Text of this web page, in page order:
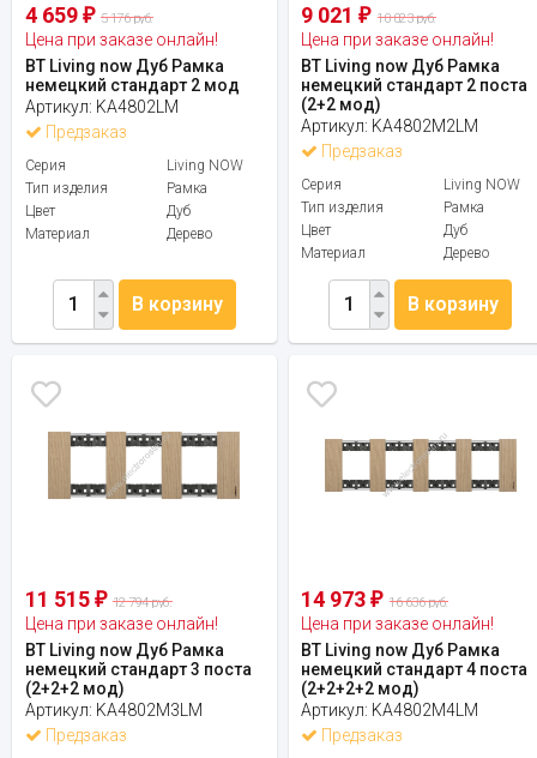
4 659 ₽ 5 176 руб.
Цена при заказе онлайн!
BT Living now Дуб Рамка
немецкий стандарт 2 мод
Артикул: KA4802LM
Предзаказ
Серия
Living NOW
Тип изделия
Рамка
Цвет
Дуб
Материал
Дерево
В корзину
9 021₽ 10 023 руб.
Цена при заказе онлайн!
BT Living now Дуб Рамка
немецкий стандарт 2 поста
(2+2 мод)
Артикул: KA4802M2LM
Предзаказ
Серия
Living NOW
Тип изделия
Рамка
Цвет
Дуб
Материал
Дерево
В корзину
11 515 ₽ 12 794 руб.
Цена при заказе онлайн!
BT Living now Дуб Рамка
немецкий стандарт 3 поста
(2+2+2 мод)
Артикул: KA4802M3LM
Предзаказ
14 973₽ 16 636 руб.
Цена при заказе онлайн!
BT Living now Дуб Рамка
немецкий стандарт 4 поста
(2+2+2+2 мод)
Артикул: KA4802M4LM
Предзаказ